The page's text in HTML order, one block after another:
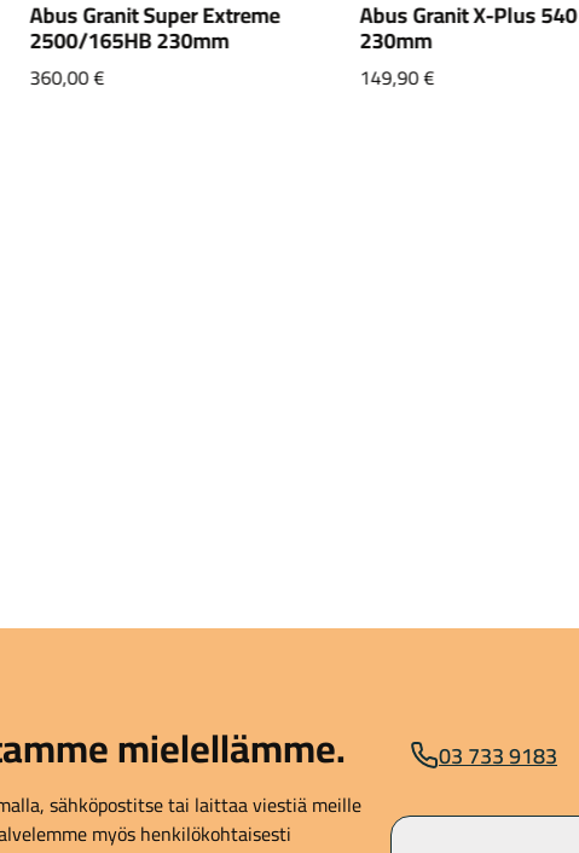
Abus Granit Super Extreme
2500/165HB 230mm
360,00€
Abus Granit X-Plus 540
230mm
149,90€
mielellämme.
sähköpostitse tai laittaa viestiä meille
myös henkilökohtaisesti
03 733 9183